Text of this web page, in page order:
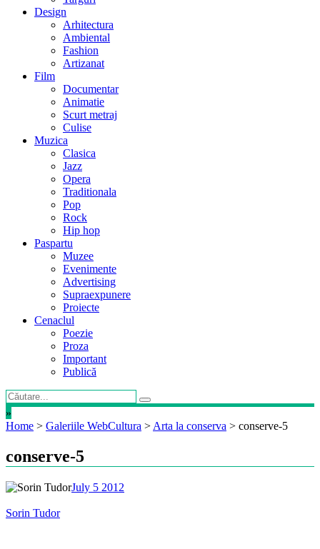
Design
Arhitectura
Ambiental
Fashion
Artizanat
Film
Documentar
Animatie
Scurt metraj
Culise
Muzica
Clasica
Jazz
Opera
Traditionala
Pop
Rock
Hip hop
Paspartu
Muzee
Evenimente
Advertising
Supraexpunere
Proiecte
Cenaclul
Poezie
Proza
Important
Publică
»
Home > Galeriile WebCultura > Arta la conserva > conserve-5
conserve-5
July 5 2012
Sorin Tudor